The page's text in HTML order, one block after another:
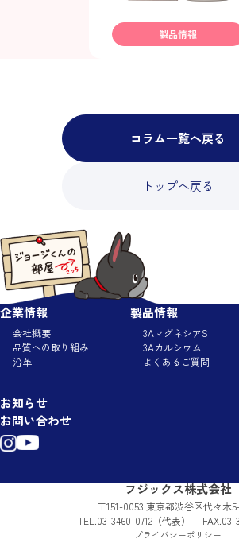
製品情報
コラム一覧へ戻る
トップへ戻る
企業情報
会社概要
品質への取り組み
沿革
製品情報
3AマグネシアS
3Aカルシウム
よくあるご質問
お知らせ
お問い合わせ
フジックス株式会社
〒151-0053 東京都渋谷区代々木
TEL. 03-3460-0712（代表） FAX.03-
プライバシーポリシー